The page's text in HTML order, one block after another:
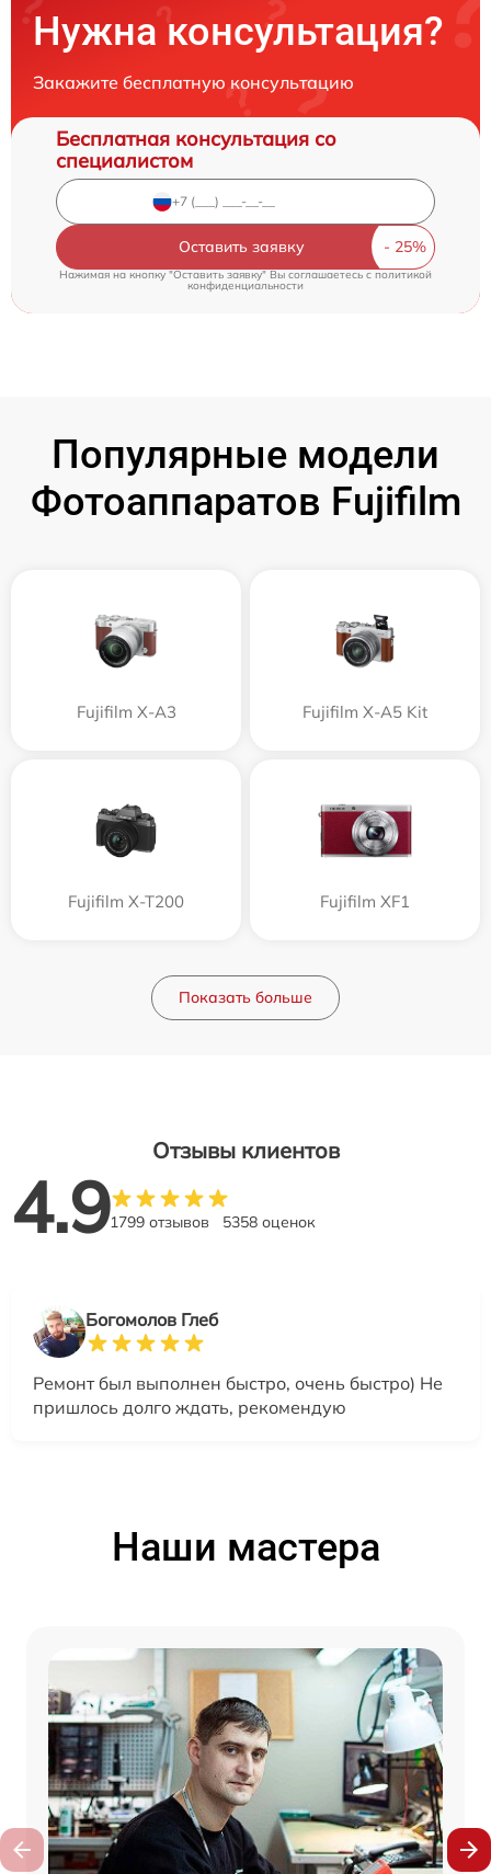
Нужна консультация?
Закажите бесплатную консультацию
Бесплатная консультация со
специалистом
Оставить заявку
Нажимая на кнопку "Оставить заявку" Вы соглашаетесь cполитикой
конфиденциальности
Популярные модели
Фотоаппаратов Fujifilm
Fujifilm X-A3 Fujifilm X-A5 Kit
Fujifilm X-T200 Fujifilm XF1
Показать больше
Отзывы клиентов
4.91799 отзывов 5358 оценок
Богомолов Глеб
Ремонт был выполнен быстро, очень быстро) Не
пришлось долго ждать, рекомендую
Наши мастера